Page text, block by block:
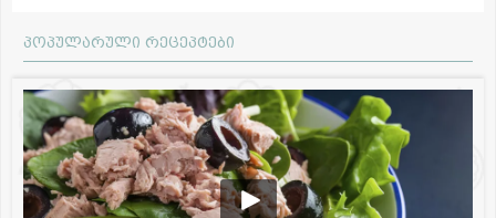
პოპულარული რეცეპტები